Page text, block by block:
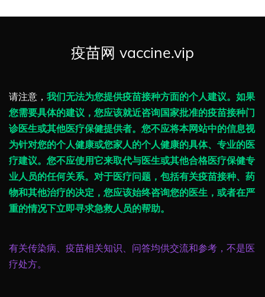
疫苗网 vaccine.vip
请注意， 我们无法为您提供疫苗接种方面的个人建议。如果
您需要具体的建议，您应该就近咨询国家批准的疫苗接种门
诊医生或其他医疗保健提供者。您不应将本网站中的信息视
为针对您的个人健康或您家人的个人健康的具体、专业的医
疗建议。您不应使用它来取代与医生或其他合格医疗保健专
业人员的任何关系。对于医疗问题，包括有关疫苗接种、药
物和其他治疗的决定，您应该始终咨询您的医生，或者在严
重的情况下立即寻求急救人员的帮助。
有关传染病、疫苗相关知识、问答均供交流和参考，不是医
疗处方。